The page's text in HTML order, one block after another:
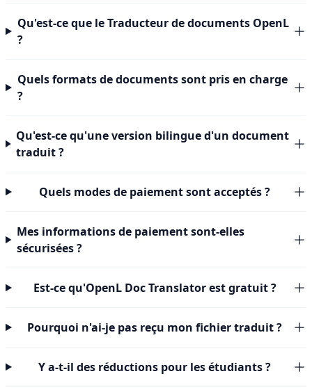
Qu'est-ce que le Traducteur de documents OpenL
?
Quels formats de documents sont pris en charge
?
Qu'est-ce qu'une version bilingue d'un document
traduit ?
Quels modes de paiement sont acceptés ?
Mes informations de paiement sont-elles
sécurisées ?
Est-ce qu'OpenL Doc Translator est gratuit ?
Pourquoi n'ai-je pas reçu mon fichier traduit ?
Y a-t-il des réductions pour les étudiants ?